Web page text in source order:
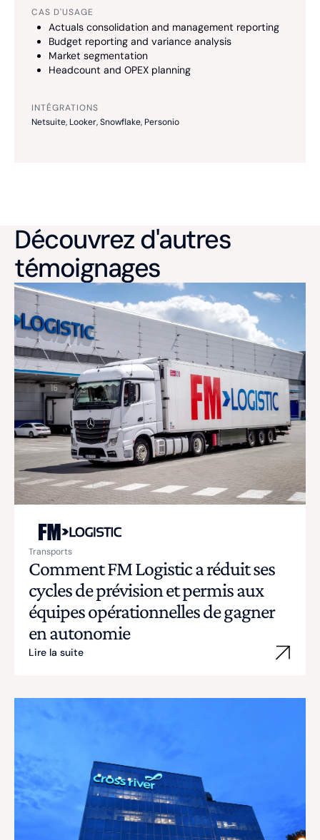
CAS D'USAGE
Actuals consolidation and management reporting
Budget reporting and variance analysis
Market segmentation
Headcount and OPEX planning
INTÉGRATIONS
Netsuite, Looker, Snowflake, Personio
Découvrez d'autres
témoignages
Transports
Comment FM Logistic a réduit ses
cycles de prévision et permis aux
équipes opérationnelles de gagner
en autonomie
Lire la suite